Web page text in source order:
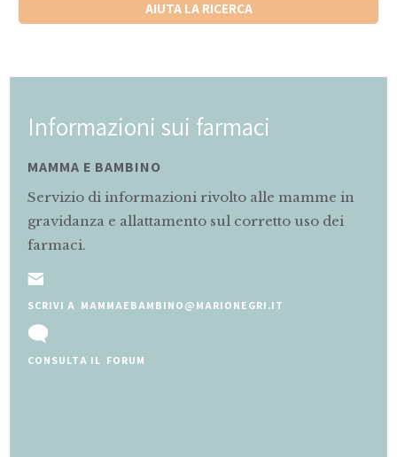
AIUTA LA RICERCA
Informazioni sui farmaci
MAMMA E BAMBINO
Servizio di informazioni rivolto alle mamme in
gravidanza e allattamento sul corretto uso dei
farmaci.
SCRIVI A MAMMAEBAMBINO@MARIONEGRI.IT
CONSULTA IL FORUM